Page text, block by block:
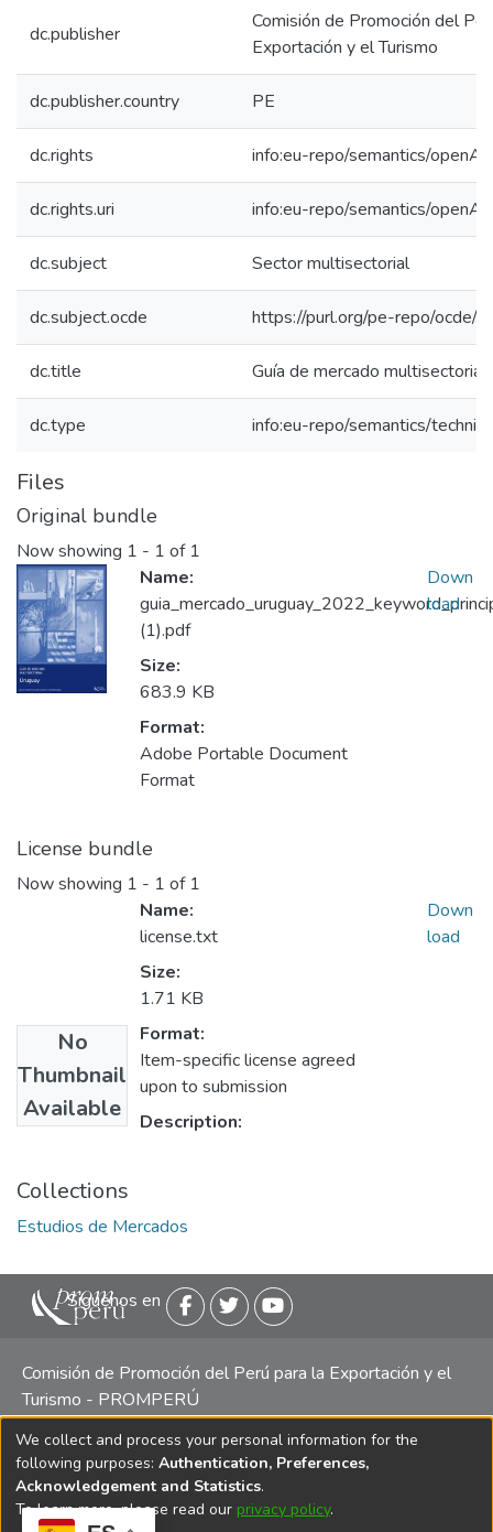
dc.publisher
Comisión de Promoción del
Exportación y el Turismo
dc.publisher.country PE
dc.rights info:eu-repo/semantics/
dc.rights.uri info:eu-repo/semantics/
dc.subject Sector multisectorial
dc.subject.ocde https://purl.org/pe-repo/ocde/
dc.title Guía de mercado multisectorial
dc.type info:eu-repo/semantics/
Files
Original bundle
Now showing 1 - 1 of 1
Name:
(1).pdf
Size:
683.9 KB
Format:
Adobe Portable Document
Format
Down
load
License bundle
Now showing 1 - 1 of 1
No
Thumbnail
Available
Name:
license.txt
Size:
1.71 KB
Format:
Item-specific license agreed
upon to submission
Description:
Down
load
Collections
Estudios de Mercados
Siguenos en
Comisión de Promoción del Perú para la Exportación y el
Turismo - PROMPERÚ
Central telefónica: (511) 616 7300 / 616 7400 Calle Uno
Oeste 50, Edificio Mincetur, Pisos 13 y 14, San Isidro -
Lima
We collect and process your personal information for the
following purposes: Authentication, Preferences,
Acknowledgement and Statistics.
To learn more, please read our privacy policy.